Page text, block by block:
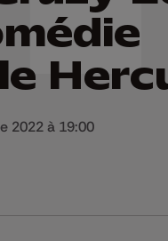
2022 à 19:00